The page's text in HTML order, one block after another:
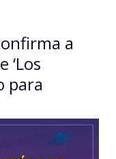
a
‘Los
para